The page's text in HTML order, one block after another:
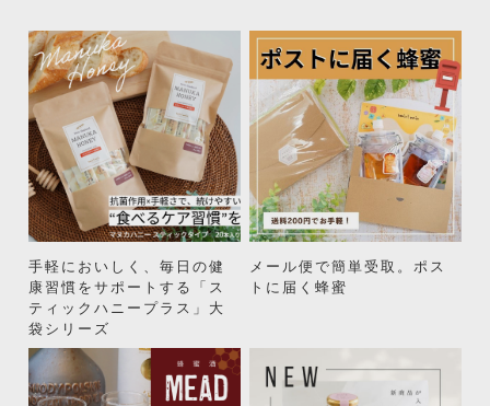
手軽においしく、毎日の健
康習慣をサポートする「ス
ティックハニープラス」大
袋シリーズ
メール便で簡単受取。ポス
トに届く蜂蜜